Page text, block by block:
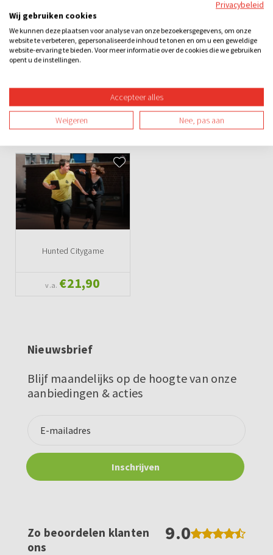
Categorieën
City games Do It Yourself Games Bedrijfsuitje Familie-uitje
Schooluitje Teamuitje
Spel Sportief
Ook leuk
Hunted Citygame
v.a. €21,90
Nieuwsbrief
Blijf maandelijks op de hoogte van onze
aanbiedingen & acties
Zo beoordelen klanten
ons
9.0
Privacybeleid
Wij gebruiken cookies
We kunnen deze plaatsen voor analyse van onze bezoekersgegevens, om onze
website te verbeteren, gepersonaliseerde inhoud te tonen en om u een geweldige
website-ervaring te bieden. Voor meer informatie over de cookies die we gebruiken
opent u de instellingen.
Accepteer alles
Weigeren Nee, pas aan